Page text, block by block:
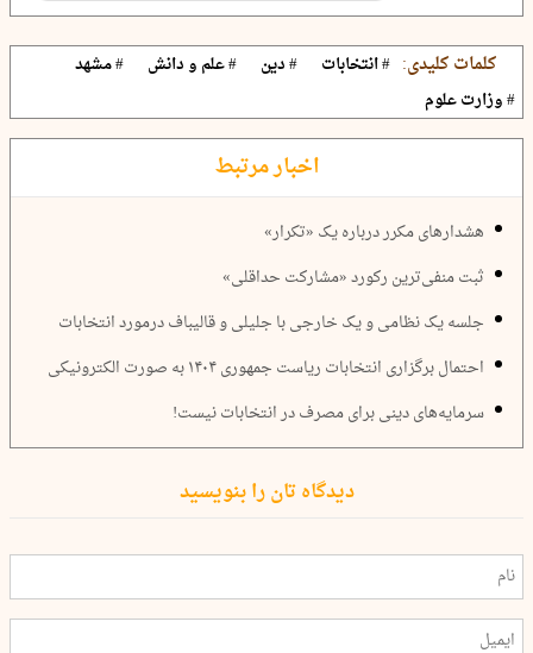
کلمات کلیدی: # انتخابات # دین # علم و دانش
# مشهد
# وزارت علوم
اخبار مرتبط
هشدارهای مکرر درباره یک «تکرار»
ثبت منفی‌ترین رکورد «مشارکت حداقلی»
جلسه یک نظامی و یک خارجی با جلیلی و قالیباف درمورد انتخابات
احتمال برگزاری انتخابات ریاست جمهوری ۱۴۰۴ به صورت الکترونیکی
سرمایه‌های دینی برای مصرف در انتخابات نیست!
دیدگاه تان را بنویسید